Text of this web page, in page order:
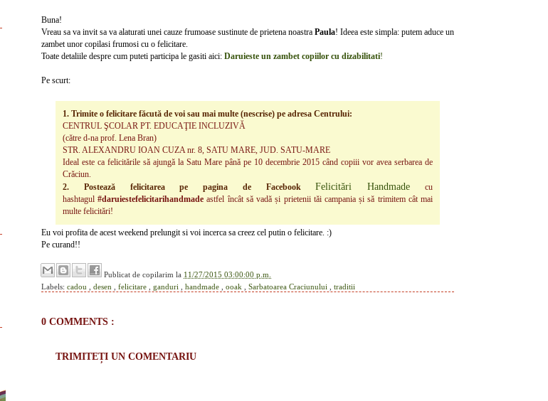
Buna!
Vreau sa va invit sa va alaturati unei cauze frumoase sustinute de prietena noastra Paula! Ideea este simpla: putem aduce un
zambet unor copilasi frumosi cu o felicitare.
Toate detaliile despre cum puteti participa le gasiti aici: Daruieste un zambet copiilor cu dizabilitati!
Pe scurt:
1. Trimite o felicitare făcută de voi sau mai multe (nescrise) pe adresa Centrului:
CENTRUL ŞCOLAR PT. EDUCAŢIE INCLUZIVĂ
(către d-na prof. Lena Bran)
STR. ALEXANDRU IOAN CUZA nr. 8, SATU MARE, JUD. SATU-MARE
Ideal este ca felicitările să ajungă la Satu Mare până pe 10 decembrie 2015 când copiii vor avea serbarea de
Crăciun.
2. Postează felicitarea pe pagina de Facebook
Felicitări Handmade cu
hashtagul#daruiestefelicitarihandmadeastfel încât să vadă și prietenii tăi campania și să trimitem cât mai
multe felicitări!
Eu voi profita de acest weekend prelungit si voi incerca sa creez cel putin o felicitare. :)
Pe curand!!
Publicat de copilarim la 11/27/2015 03:00:00 p.m.
Labels: cadou desen felicitare ganduri handmade ooak Sarbatoarea Craciunului traditii
0 COMMENTS :
TRIMITEȚI UN COMENTARIU